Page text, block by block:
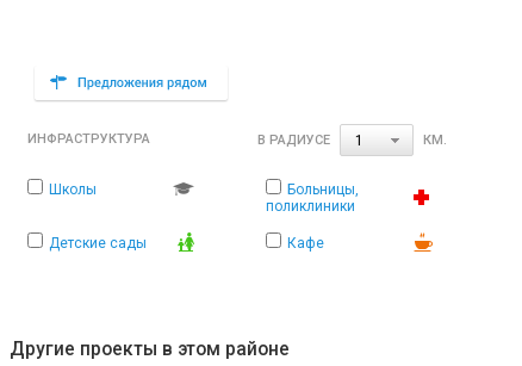
ИНФРАСТРУКТУРА В РАДИУСЕ 1 КМ.
Школы
Больницы,
поликлиники
Детские сады Кафе
Другие проекты в этом районе